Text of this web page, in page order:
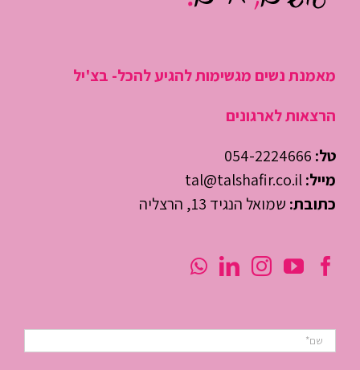
מאמנת נשים מגשימות להגיע להכל- בצ'יל
הרצאות לארגונים
טל: 054-2224666
מייל:tal@talshafir.co.il
כתובת: שמואל הנגיד 13, הרצליה